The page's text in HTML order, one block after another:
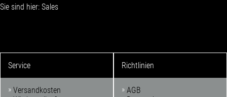
Sie sind hier: Sales
Service
Versandkosten
Richtlinien
AGB